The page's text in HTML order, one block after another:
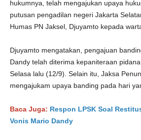
hukumnya, telah mengajukan upaya
putusan pengadilan negeri Jakarta
Humas PN Jaksel, Djuyamto kepada
Djuyamto mengatakan, pengajuan
Dandy telah diterima kepaniteraan
Selasa lalu (12/9). Selain itu, Jaksa
mengajukam upaya banding pada hari
Baca Juga: Respon LPSK Soal
Vonis Mario Dandy